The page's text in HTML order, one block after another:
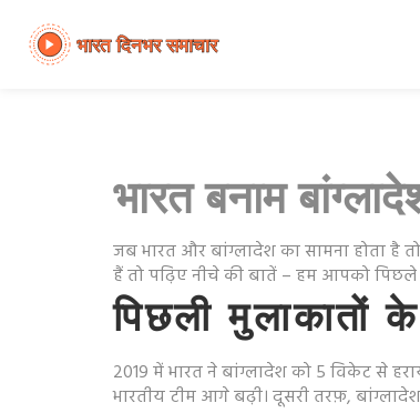
भारत बनाम
जब भारत और बांग्लादेश का सामना होता है
हैं तो पढ़िए नीचे की बातें – हम आपको
पिछली मुलाकातों
2019 में भारत ने बांग्लादेश को 5 विकेट से
भारतीय टीम आगे बढ़ी। दूसरी तरफ़,